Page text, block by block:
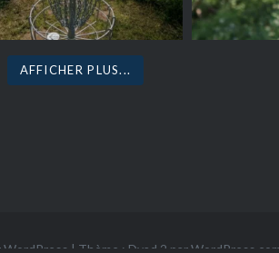
AFFICHER PLUS...
WordPress | Thème : Dyad 2 par